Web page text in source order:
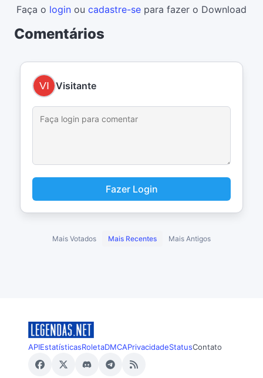
Faça o login ou cadastre-se para fazer o Download
Comentários
Visitante
Fazer Login
Mais Votados Mais Recentes Mais Antigos
APIEstatísticasRoletaDMCAPrivacidadeStatusContato